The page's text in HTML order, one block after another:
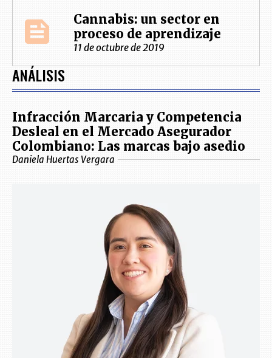
Cannabis: un sector en
proceso de aprendizaje
11 de octubre de 2019
ANÁLISIS
Infracción Marcaria y Competencia
Desleal en el Mercado Asegurador
Colombiano: Las marcas bajo asedio
Daniela Huertas Vergara